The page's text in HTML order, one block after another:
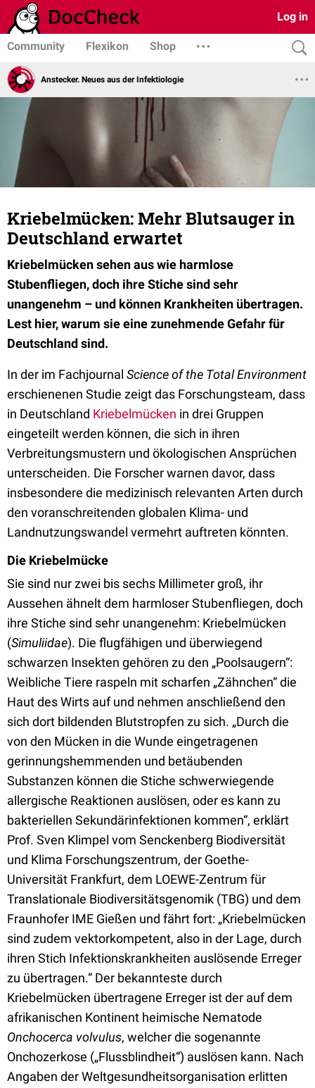
Log in
Community Flexikon Shop
Anstecker. Neues aus der Infektiologie
Kriebelmücken: Mehr Blutsauger in
Deutschland erwartet
Kriebelmücken sehen aus wie harmlose
Stubenfliegen, doch ihre Stiche sind sehr
unangenehm – und können Krankheiten übertragen.
Lest hier, warum sie eine zunehmende Gefahr für
Deutschland sind.
In der im Fachjournal Science of the Total Environment
erschienenen Studie zeigt das Forschungsteam, dass
in Deutschland Kriebelmücken in drei Gruppen
eingeteilt werden können, die sich in ihren
Verbreitungsmustern und ökologischen Ansprüchen
unterscheiden. Die Forscher warnen davor, dass
insbesondere die medizinisch relevanten Arten durch
den voranschreitenden globalen Klima- und
Landnutzungswandel vermehrt auftreten könnten.
Die Kriebelmücke
Sie sind nur zwei bis sechs Millimeter groß, ihr
Aussehen ähnelt dem harmloser Stubenfliegen, doch
ihre Stiche sind sehr unangenehm: Kriebelmücken
(Simuliidae). Die flugfähigen und überwiegend
schwarzen Insekten gehören zu den „Poolsaugern“:
Weibliche Tiere raspeln mit scharfen „Zähnchen“ die
Haut des Wirts auf und nehmen anschließend den
sich dort bildenden Blutstropfen zu sich. „Durch die
von den Mücken in die Wunde eingetragenen
gerinnungshemmenden und betäubenden
Substanzen können die Stiche schwerwiegende
allergische Reaktionen auslösen, oder es kann zu
bakteriellen Sekundärinfektionen kommen“, erklärt
Prof. Sven Klimpel vom Senckenberg Biodiversität
und Klima Forschungszentrum, der Goethe-
Universität Frankfurt, dem LOEWE-Zentrum für
Translationale Biodiversitätsgenomik (TBG) und dem
Fraunhofer IME Gießen und fährt fort: „Kriebelmücken
sind zudem vektorkompetent, also in der Lage, durch
ihren Stich Infektionskrankheiten auslösende Erreger
zu übertragen.“ Der bekannteste durch
Kriebelmücken übertragene Erreger ist der auf dem
afrikanischen Kontinent heimische Nematode
Onchocerca volvulus, welcher die sogenannte
Onchozerkose („Flussblindheit“) auslösen kann. Nach
Angaben der Weltgesundheitsorganisation erlitten